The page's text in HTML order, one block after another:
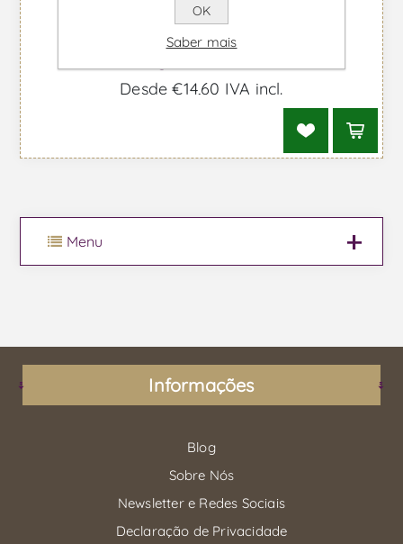
Desde €14,60 IVA incl.
Menu
Informações
Blog
Sobre Nós
Newsletter e Redes Sociais
Declaração de Privacidade
OK
Saber mais